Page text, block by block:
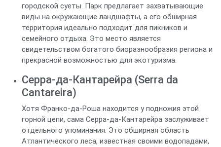
городской суеты. Парк предлагает захватывающие
виды на окружающие ландшафты, а его обширная
территория идеально подходит для пикников и
семейного отдыха. Это место является
свидетельством богатого биоразнообразия региона и
прекрасной возможностью для экотуризма.
Серра-да-Кантарейра (Serra da
Cantareira)
Хотя Франко-да-Роша находится у подножия этой
горной цепи, сама Серра-да-Кантарейра заслуживает
отдельного упоминания. Это обширная область
Атлантического леса, известная своими водопадами,